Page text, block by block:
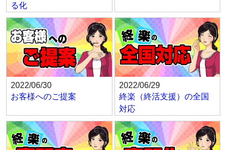
る化
2022/06/30
お客様へのご提案
2022/06/29
終楽（終活支援）の全国
対応